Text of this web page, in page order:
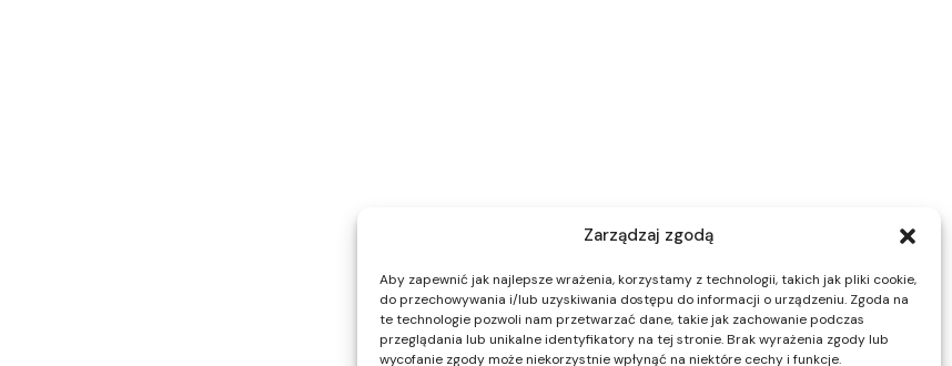
Zarządzaj zgodą
Aby zapewnić jak najlepsze wrażenia, korzystamy z technologii, takich jak pliki cookie,
do przechowywania i/lub uzyskiwania dostępu do informacji o urządzeniu. Zgoda na
te technologie pozwoli nam przetwarzać dane, takie jak zachowanie podczas
przeglądania lub unikalne identyfikatory na tej stronie. Brak wyrażenia zgody lub
wycofanie zgody może niekorzystnie wpłynąć na niektóre cechy i funkcje.